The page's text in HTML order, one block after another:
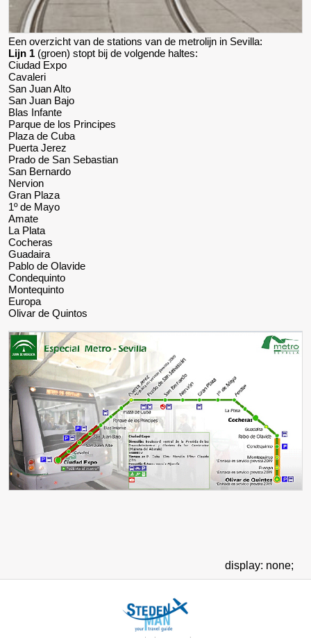
Een overzicht van de stations van de metrolijn in Sevilla:
Lijn 1 (groen) stopt bij de volgende haltes:
Ciudad Expo
Cavaleri
San Juan Alto
San Juan Bajo
Blas Infante
Parque de los Principes
Plaza de Cuba
Puerta Jerez
Prado de San Sebastian
San Bernardo
Nervion
Gran Plaza
1º de Mayo
Amate
La Plata
Cocheras
Guadaira
Pablo de Olavide
Condequinto
Montequinto
Europa
Olivar de Quintos
display: none;